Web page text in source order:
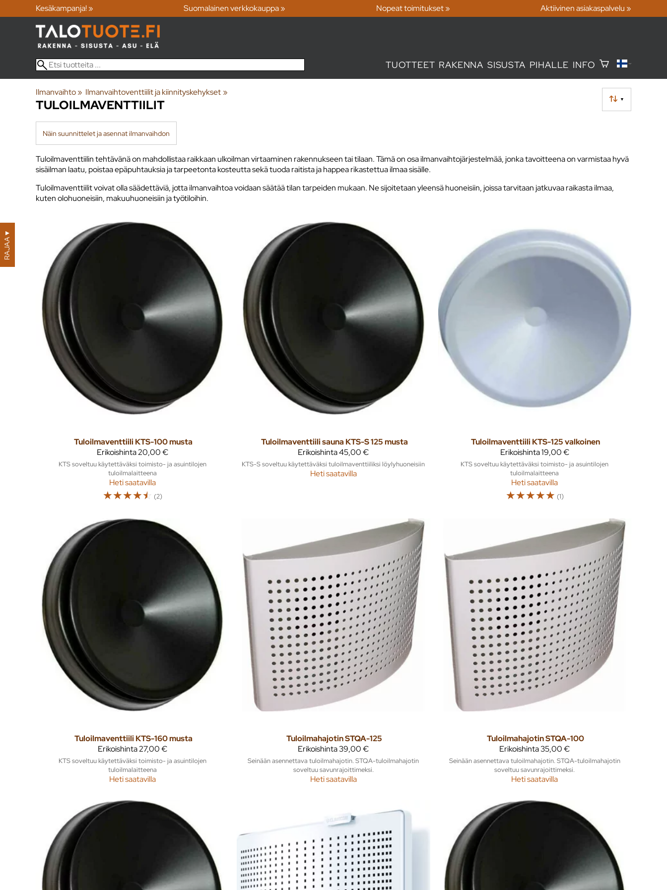
Kesäkampanja! » Suomalainen verkkokauppa » Nopeat toimitukset » Aktiivinen asiakaspalvelu »
TUOTTEET RAKENNA SISUSTA PIHALLE INFO
Ilmanvaihto‪» Ilmanvaihtoventtiilit ja kiinnityskehykset ‪»
▼
TULOILMAVENTTIILIT
Näin suunnittelet ja asennat ilmanvaihdon
Tuloilmaventtiilin tehtävänä on mahdollistaa raikkaan ulkoilman virtaaminen rakennukseen tai tilaan. Tämä on osa ilmanvaihtojärjestelmää, jonka tavoitteena on varmistaa hyvä
sisäilman laatu, poistaa epäpuhtauksia ja tarpeetonta kosteutta sekä tuoda raitista ja happea rikastettua ilmaa sisälle.
Tuloilmaventtiilit voivat olla säädettäviä, jotta ilmanvaihtoa voidaan säätää tilan tarpeiden mukaan. Ne sijoitetaan yleensä huoneisiin, joissa tarvitaan jatkuvaa raikasta ilmaa,
kuten olohuoneisiin, makuuhuoneisiin ja työtiloihin.
RAJAA
▼
Tuloilmaventtiili KTS-100 musta
Erikoishinta20,00 €
KTS soveltuu käytettäväksi toimisto- ja asuintilojen
tuloilmalaitteena
Heti saatavilla
☆☆☆☆☆ (2)
Tuloilmaventtiili sauna KTS-S 125 musta
Erikoishinta45,00 €
KTS-S soveltuu käytettäväksi tuloilmaventtiiliksi löylyhuoneisiin
Heti saatavilla
Tuloilmaventtiili KTS-125 valkoinen
Erikoishinta19,00 €
KTS soveltuu käytettäväksi toimisto- ja asuintilojen
tuloilmalaitteena
Heti saatavilla
☆☆☆☆☆ (1)
Tuloilmaventtiili KTS-160 musta
Erikoishinta27,00 €
KTS soveltuu käytettäväksi toimisto- ja asuintilojen
tuloilmalaitteena
Heti saatavilla
Tuloilmahajotin STQA-125
Erikoishinta39,00 €
Seinään asennettava tuloilmahajotin. STQA-tuloilmahajotin
soveltuu savunrajoittimeksi.
Heti saatavilla
Tuloilmahajotin STQA-100
Erikoishinta35,00 €
Seinään asennettava tuloilmahajotin. STQA-tuloilmahajotin
soveltuu savunrajoittimeksi.
Heti saatavilla